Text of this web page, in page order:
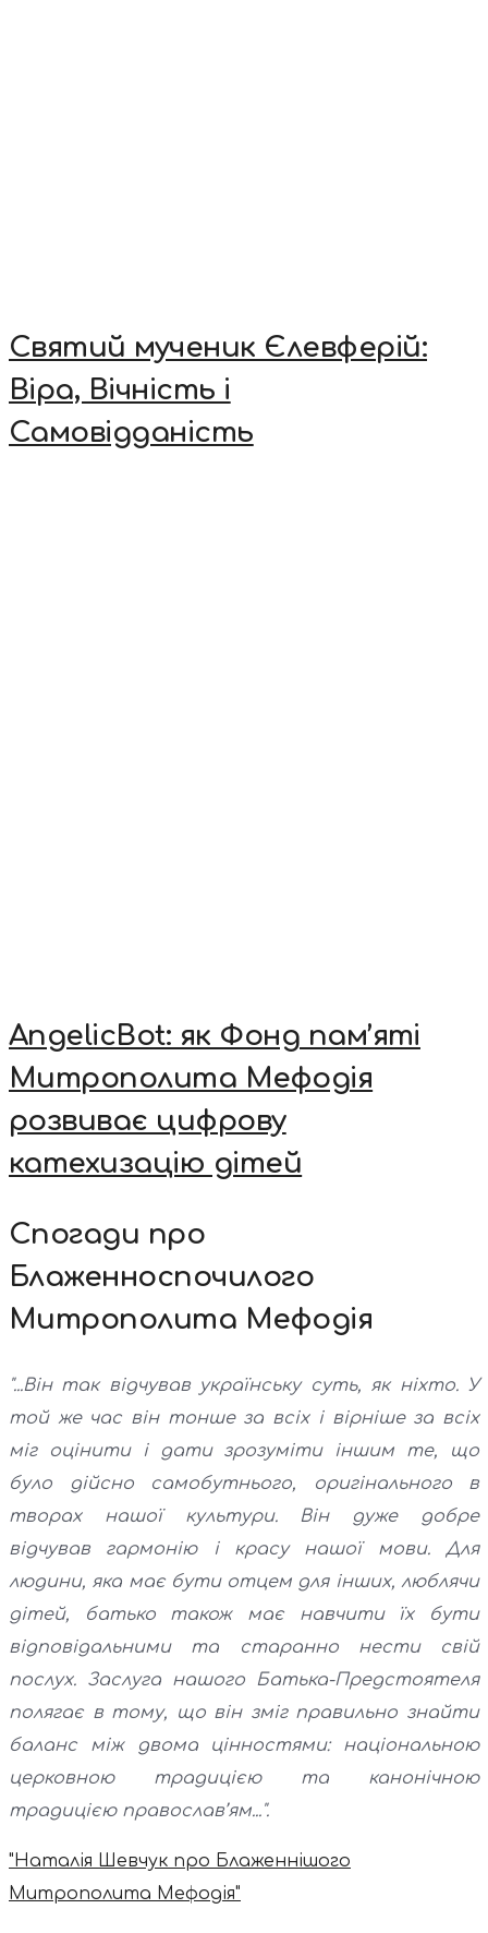
Святий мученик Єлевферій:
Віра, Вічність і
Самовідданість
AngelicBot: як Фонд пам’яті
Митрополита Мефодія
розвиває цифрову
катехизацію дітей
Спогади про
Блаженноспочилого
Митрополита Мефодія
"...Він так відчував українську суть, як ніхто. У
той же час він тонше за всіх і вірніше за всіх
міг оцінити і дати зрозуміти іншим те, що
було дійсно самобутнього, оригінального в
творах нашої культури. Він дуже добре
відчував гармонію і красу нашої мови. Для
людини, яка має бути отцем для інших, люблячи
дітей, батько також має навчити їх бути
відповідальними та старанно нести свій
послух. Заслуга нашого Батька-Предстоятеля
полягає в тому, що він зміг правильно знайти
баланс між двома цінностями: національною
церковною традицією та канонічною
традицією православ’ям...".
"Наталія Шевчук про Блаженнішого
Митрополита Мефодія"